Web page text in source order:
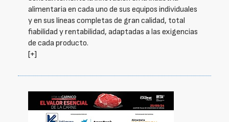
alimentaria en cada uno de sus equipos individuales
y en sus líneas completas de gran calidad, total
fiabilidad y rentabilidad, adaptadas a las exigencias
de cada producto.
[+]